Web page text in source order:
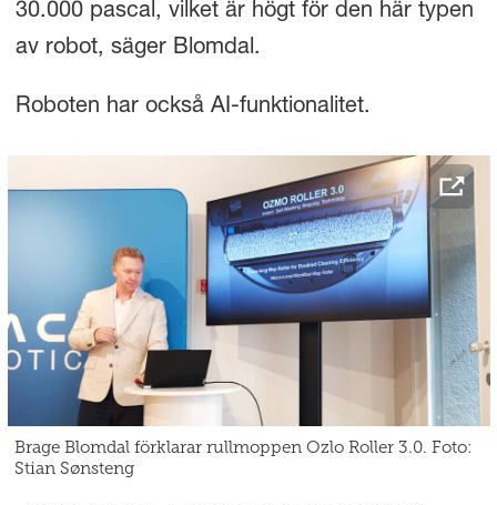
30.000 pascal, vilket är högt för den här typen
av robot, säger Blomdal.
Roboten har också AI-funktionalitet.
Brage Blomdal förklarar rullmoppen Ozlo Roller 3.0. Foto:
Stian Sønsteng